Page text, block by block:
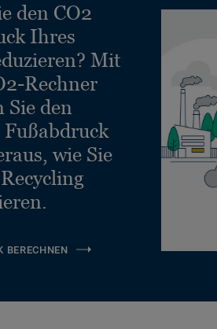
den CO2
Ihres
Mit
Rechner
den
Fußabdruck
wie Sie
BERECHNEN